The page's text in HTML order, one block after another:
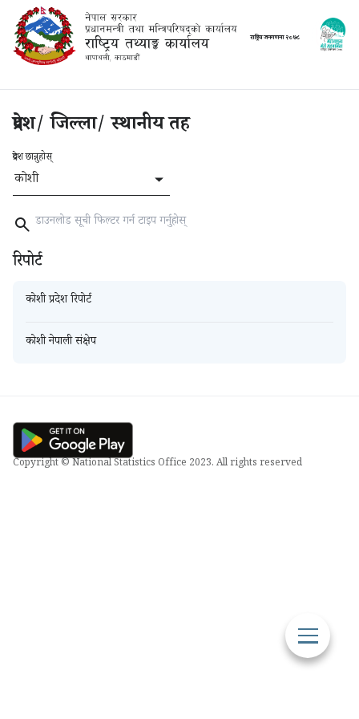
राष्ट्रियजनगणना२०७८
प्रदेश/ जिल्ला/ स्थानीय तह
प्रदेश छान्नुहोस्
कोशी
रिपोर्ट
कोशीप्रदेश रिपोर्ट
कोशीनेपाली संक्षेप
Copyright © National Statistics Office 2023. All rights reserved